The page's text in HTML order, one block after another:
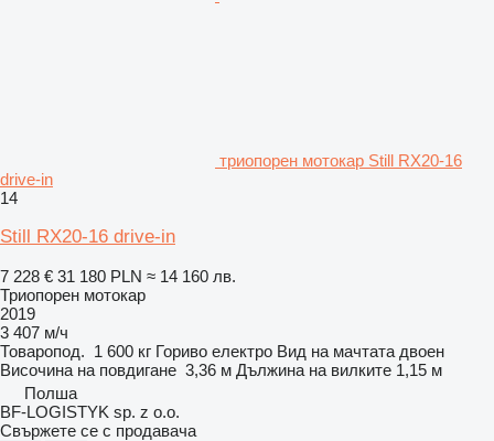
триопорен мотокар Still RX20-16
drive-in
14
Still RX20-16 drive-in
7 228 € 31 180 PLN ≈ 14 160 лв.
Триопорен мотокар
2019
3 407 м/ч
Товаропод. 1 600 кг Гориво електро Вид на мачтата двоен
Височина на повдигане 3,36 м Дължина на вилките 1,15 м
Полша
BF-LOGISTYK sp. z o.o.
Свържете се с продавача